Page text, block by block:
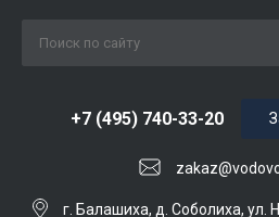
+7 (495) 740-33-20
г. Балашиха, д. Соболиха, ул.